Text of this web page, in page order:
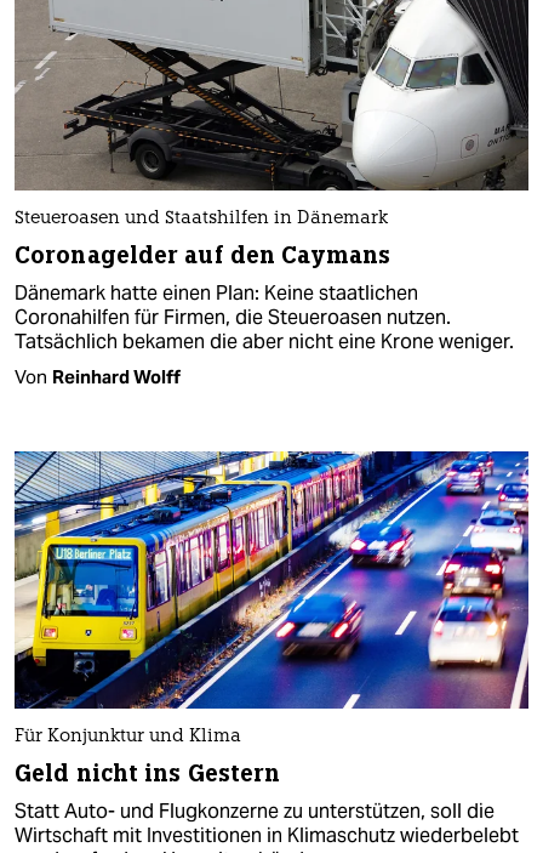
Steueroasen und Staatshilfen in Dänemark
Coronagelder auf den Caymans
Dänemark hatte einen Plan: Keine staatlichen
Coronahilfen für Firmen, die Steueroasen nutzen.
Tatsächlich bekamen die aber nicht eine Krone weniger.
Von Reinhard Wolff
Für Konjunktur und Klima
Geld nicht ins Gestern
Statt Auto- und Flugkonzerne zu unterstützen, soll die
Wirtschaft mit Investitionen in Klimaschutz wiederbelebt